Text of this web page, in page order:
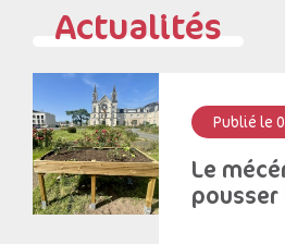
Actualités
Publié le
Le